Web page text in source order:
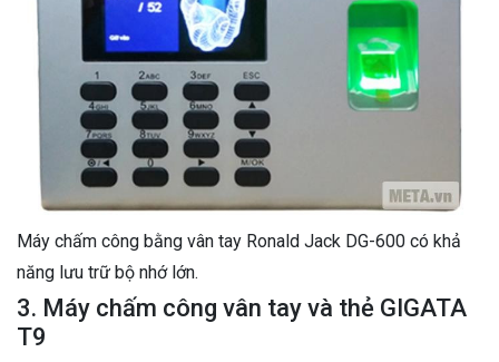
Máy chấm công bằng vân tay Ronald Jack DG-600 có khả
năng lưu trữ bộ nhớ lớn.
3. Máy chấm công vân tay và thẻ GIGATA
T9